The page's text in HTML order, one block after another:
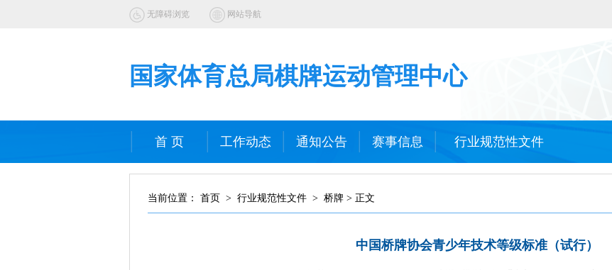
无障碍浏览 网站导航
国家体育总局棋牌运动管理中心
首 页 工作动态 通知公告 赛事信息 行业规范性文件
当前位置： 首页 > 行业规范性文件 > 桥牌 > 正文
中国桥牌协会青少年技术等级标准（试行）